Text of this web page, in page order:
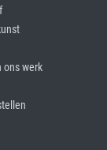
ons werk